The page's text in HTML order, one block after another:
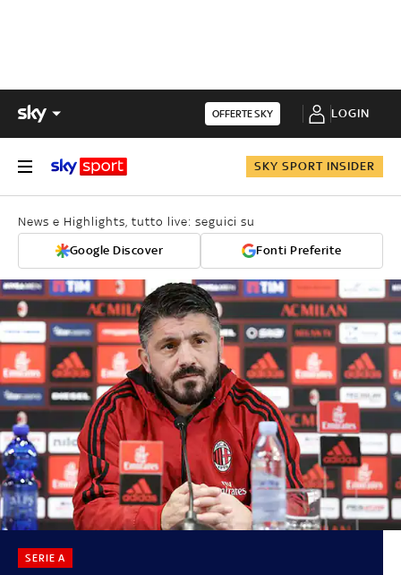
OFFERTE SKY LOGIN
SKY SPORT INSIDER
News e Highlights, tutto live: seguici su
Google Discover Fonti Preferite
SERIE A